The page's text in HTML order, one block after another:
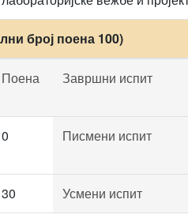
број поена 100)
Поена Завршни испит
0 Писмени испит
30 Усмени испит